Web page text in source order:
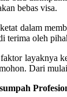
bebas visa.
dalam
terima oleh
layaknya
Dari